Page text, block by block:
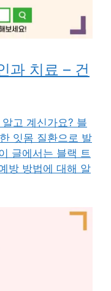
과 치료 – 건
고 계신가요? 블
잇몸 질환으로 발
글에서는 블랙 트
방 방법에 대해 알